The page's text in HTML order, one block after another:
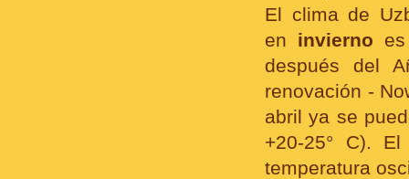
El clima de
en invierno
después del
renovación -
abril ya se
+20-25° C).
temperatura